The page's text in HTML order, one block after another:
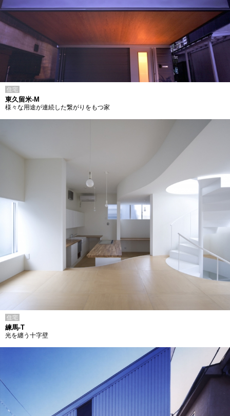
住宅
東久留米-M
様々な用途が連続した繋がりをもつ家
住宅
練馬-T
光を纏う十字壁